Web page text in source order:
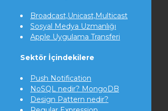
Broadcast,Unicast,Multicast
Sosyal Medya Uzmanlığı
Apple Uygulama Transferi
Sektör İçindekilere
Push Notification
NoSQL nedir? MongoDB
Design Pattern nedir?